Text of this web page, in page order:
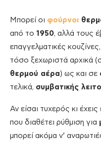
Μπορεί οι φούρνοι
από το 1950, αλλά τους
επαγγελματικές
τόσο ξεχωριστά αρχικά
θερμού αέρα) ως και σε
τελικά, συμβατικής
Αν είσαι τυχερός κι
που διαθέτει ρύθμιση για
μπορεί ακόμα ν’